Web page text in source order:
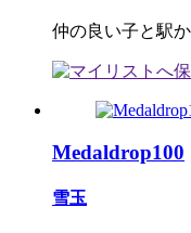
仲の良い子と駅
Medaldrop100
雪玉